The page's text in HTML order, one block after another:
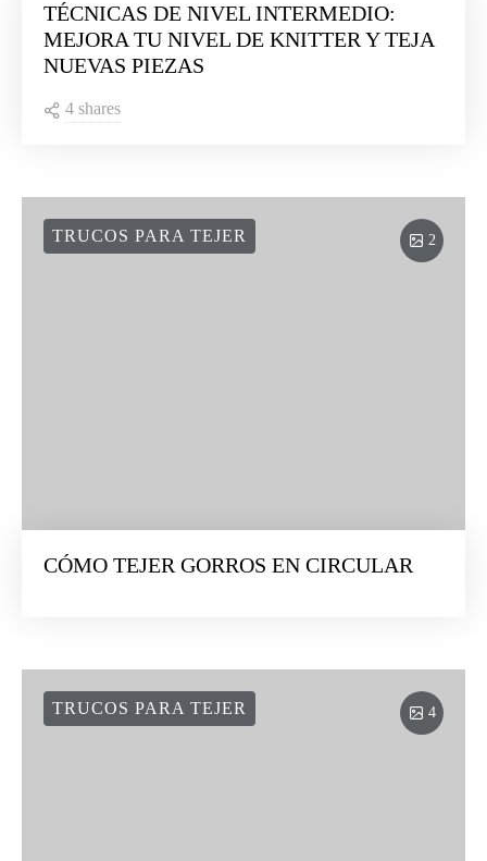
TÉCNICAS DE NIVEL INTERMEDIO:
MEJORA TU NIVEL DE KNITTER Y TEJA
NUEVAS PIEZAS
4 shares
2
TRUCOS PARA TEJER
CÓMO TEJER GORROS EN CIRCULAR
4
TRUCOS PARA TEJER